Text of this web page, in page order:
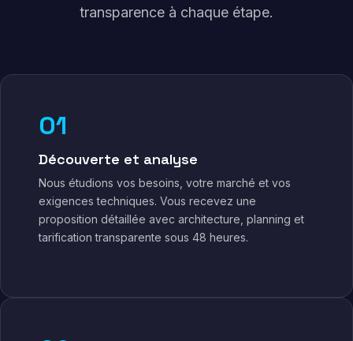
transparence à chaque étape.
01
Découverte et analyse
Nous étudions vos besoins, votre marché et vos
exigences techniques. Vous recevez une
proposition détaillée avec architecture, planning et
tarification transparente sous 48 heures.